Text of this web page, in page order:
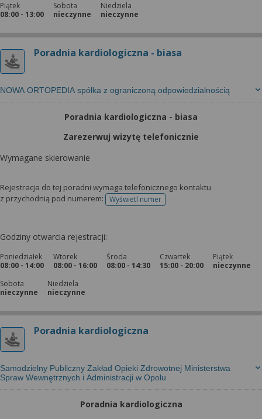
Piątek
08:00 - 13:00
Sobota
nieczynne
Niedziela
nieczynne
Poradnia kardiologiczna - biasa
NOWA ORTOPEDIA spółka z ograniczoną odpowiedzialnością
Poradnia kardiologiczna - biasa
Zarezerwuj wizytę telefonicznie
Wymagane skierowanie
Rejestracja do tej poradni wymaga telefonicznego kontaktu
z przychodnią pod numerem:
Wyświetl numertelefonu do rejestracji
Godziny otwarcia rejestracji:
Poniedziałek
08:00 - 14:00
Wtorek
08:00 - 16:00
Środa
08:00 - 14:30
Czwartek
15:00 - 20:00
Piątek
nieczynne
Sobota
nieczynne
Niedziela
nieczynne
Poradnia kardiologiczna
Samodzielny Publiczny Zakład Opieki Zdrowotnej Ministerstwa
Spraw Wewnętrznych i Administracji w Opolu
Poradnia kardiologiczna